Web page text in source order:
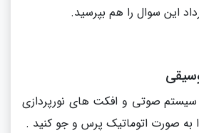
این سوال را هم بپرسید.
سیستم صوتی و افکت های نورپردازی
به صورت اتوماتیک پرس و جو کنید .